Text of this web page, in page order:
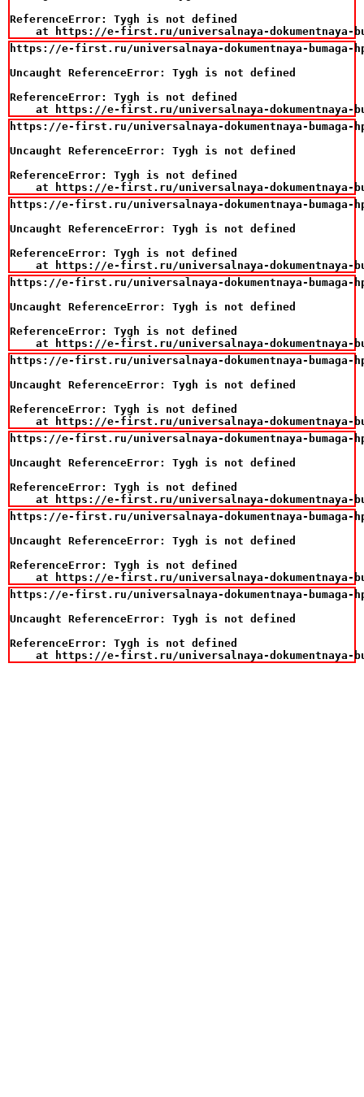
ReferenceError: Tygh is not defined
at https://e-first.ru/universalnaya-dokumentnaya-
https://e-first.ru/universalnaya-dokumentnaya-bumaga-hp-
Uncaught ReferenceError: Tygh is not defined
ReferenceError: Tygh is not defined
at https://e-first.ru/universalnaya-dokumentnaya-
https://e-first.ru/universalnaya-dokumentnaya-bumaga-hp-
Uncaught ReferenceError: Tygh is not defined
ReferenceError: Tygh is not defined
at https://e-first.ru/universalnaya-dokumentnaya-
https://e-first.ru/universalnaya-dokumentnaya-bumaga-hp-
Uncaught ReferenceError: Tygh is not defined
ReferenceError: Tygh is not defined
at https://e-first.ru/universalnaya-dokumentnaya-
https://e-first.ru/universalnaya-dokumentnaya-bumaga-hp-
Uncaught ReferenceError: Tygh is not defined
ReferenceError: Tygh is not defined
at https://e-first.ru/universalnaya-dokumentnaya-
https://e-first.ru/universalnaya-dokumentnaya-bumaga-hp-
Uncaught ReferenceError: Tygh is not defined
ReferenceError: Tygh is not defined
at https://e-first.ru/universalnaya-dokumentnaya-
https://e-first.ru/universalnaya-dokumentnaya-bumaga-hp-
Uncaught ReferenceError: Tygh is not defined
ReferenceError: Tygh is not defined
at https://e-first.ru/universalnaya-dokumentnaya-
https://e-first.ru/universalnaya-dokumentnaya-bumaga-hp-
Uncaught ReferenceError: Tygh is not defined
ReferenceError: Tygh is not defined
at https://e-first.ru/universalnaya-dokumentnaya-
https://e-first.ru/universalnaya-dokumentnaya-bumaga-hp-
Uncaught ReferenceError: Tygh is not defined
ReferenceError: Tygh is not defined
at https://e-first.ru/universalnaya-dokumentnaya-